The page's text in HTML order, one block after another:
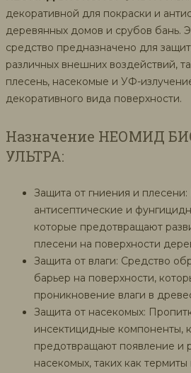
декоративной для покраски и
деревянных домов и срубов бань.
средство предназначено для
различных внешних воздействий,
плесень, насекомые и УФ-
декоративного вида поверхности.
Назначение НЕОМИД
УЛЬТРА:
Защита от гниения и
антисептические и
которые предотвращают
плесени на поверхности
Защита от влаги: Средство
барьер на поверхности,
проникновение влаги в
Защита от насекомых:
инсектицидные компоненты,
предотвращают появление и
насекомых, таких как